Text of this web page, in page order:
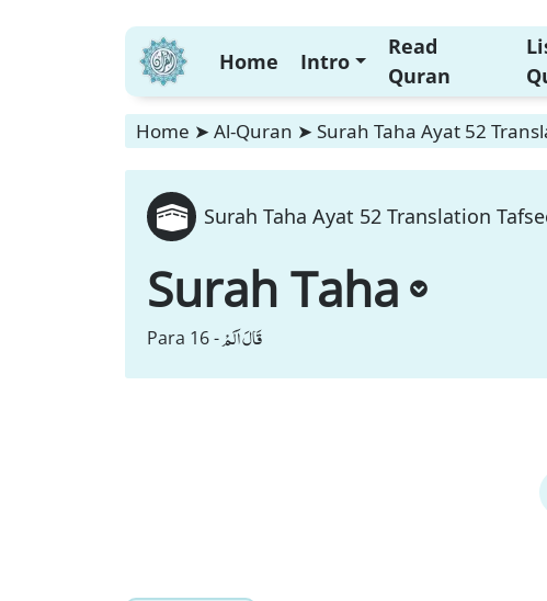
Home Intro
Read
Quran
Home ➤ Al-Quran ➤ Surah Taha Ayat 52
Surah Taha Ayat 52 Translation
Surah Taha
Para 16 -قَالَ اَلَمْ